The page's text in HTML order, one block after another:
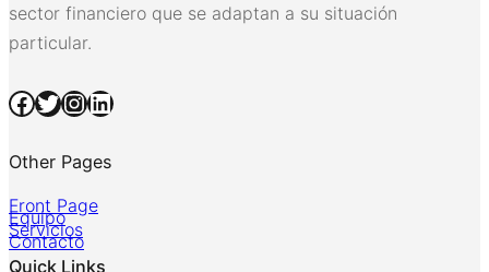
sector financiero que se adaptan a su situación
particular.
Facebook Twitter InstagramLinkedIn
Other Pages
Front Page
Equipo
Servicios
Contacto
Quick Links